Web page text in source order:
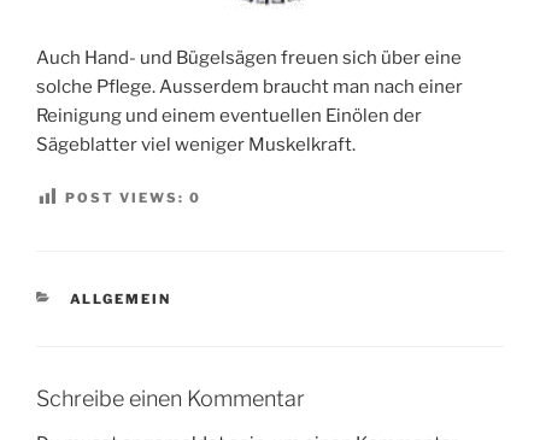
Auch Hand- und Bügelsägen freuen sich über eine
solche Pflege. Ausserdem braucht man nach einer
Reinigung und einem eventuellen Einölen der
Sägeblatter viel weniger Muskelkraft.
POST VIEWS: 0
KATEGORIEN
ALLGEMEIN
Schreibe einen Kommentar